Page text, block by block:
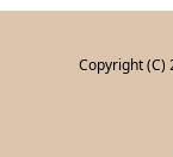
Copyright (C)